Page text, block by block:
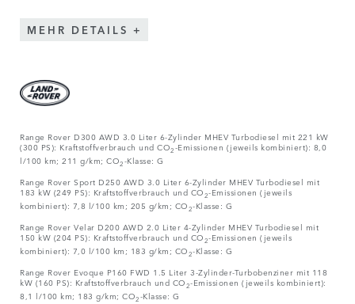
MEHR DETAILS
Range Rover D300 AWD 3.0 Liter 6-Zylinder MHEV Turbodiesel mit 221 kW
(300 PS): Kraftstoffverbrauch und CO2-Emissionen (jeweils kombiniert): 8,0
l/100 km; 211 g/km; CO2-Klasse: G
Range Rover Sport D250 AWD 3.0 Liter 6-Zylinder MHEV Turbodiesel mit
183 kW (249 PS): Kraftstoffverbrauch und CO2-Emissionen (jeweils
kombiniert): 7,8 l/100 km; 205 g/km; CO2-Klasse: G
Range Rover Velar D200 AWD 2.0 Liter 4-Zylinder MHEV Turbodiesel mit
150 kW (204 PS): Kraftstoffverbrauch und CO2-Emissionen (jeweils
kombiniert): 7,0 l/100 km; 183 g/km; CO2-Klasse: G
Range Rover Evoque P160 FWD 1.5 Liter 3-Zylinder-Turbobenziner mit 118
kW (160 PS): Kraftstoffverbrauch und CO2-Emissionen (jeweils kombiniert):
8,1 l/100 km; 183 g/km; CO2-Klasse: G